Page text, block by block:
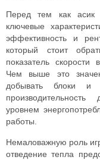
Перед тем как асик
ключевые
эффективность и
который стоит
показатель скорости
Чем выше это
добывать блоки и
уровнем
работы.
Немаловажную роль
отведение тепла